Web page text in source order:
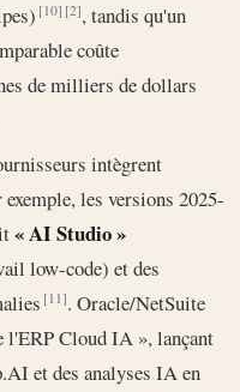
[10] [2], tandis qu'un
coûte
de milliers de dollars
intègrent
les versions 2025-
« AI Studio »
low-code) et des
[11]. Oracle/NetSuite
l'ERP Cloud IA », lançant
et des analyses IA en